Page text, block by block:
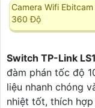
Camera Wifi
360 Độ
Switch TP-Link
đàm phán tốc độ
liệu nhanh chóng
nhiệt tốt, thích